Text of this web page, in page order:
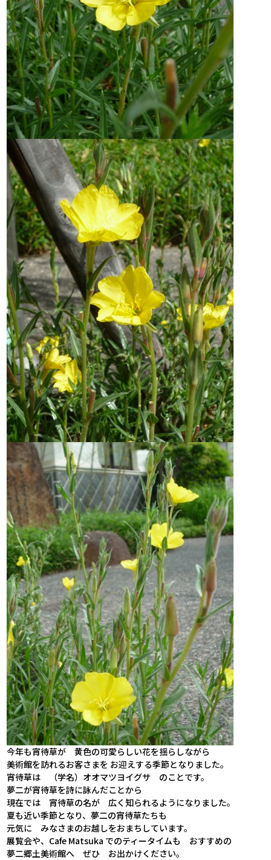
今年も宵待草が 黄色の可愛らしい花を揺らしながら
美術館を訪れるお客さまを お迎えする季節となりました。
宵待草は （学名）オオマツヨイグサ のことです。
夢二が宵待草を詩に詠んだことから
現在では 宵待草の名が 広く知られるようになりました。
夏も近い季節となり、夢二の宵待草たちも
元気に みなさまのお越しをおまちしています。
展覧会や、Cafe Matsuka でのティータイムも おすすめの
夢二郷土美術館へ ぜひ お出かけください。